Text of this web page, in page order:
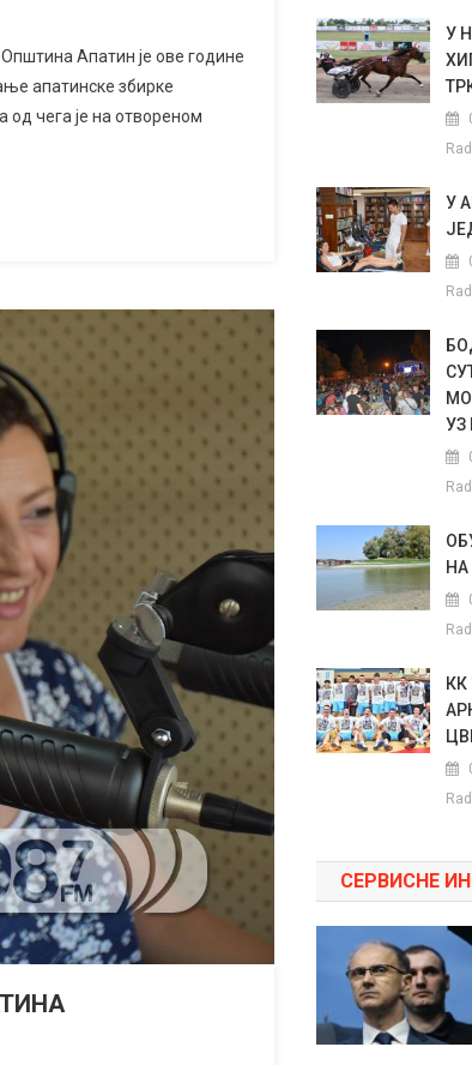
Општина Апатин је ове године
апатинске збирке
од чега је на отвореном
У
У
УЗ
НА
КК
СЕРВИСНЕ